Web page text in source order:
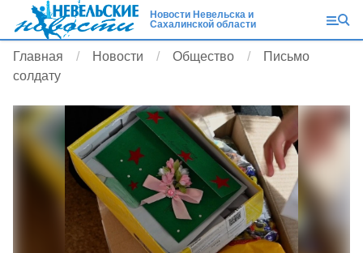
Новости Невельска и
Сахалинской области
Главная Новости Общество
Письмо
солдату